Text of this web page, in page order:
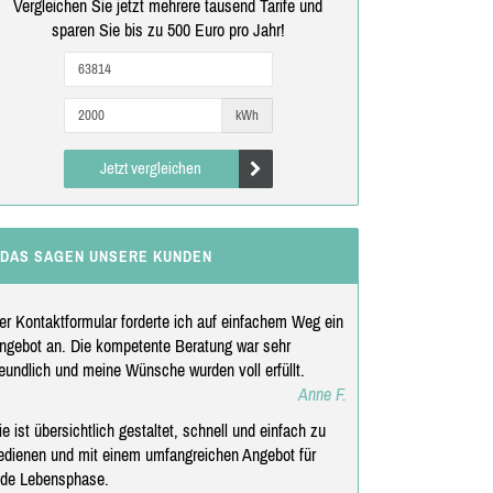
Vergleichen Sie jetzt mehrere tausend Tarife und
sparen Sie bis zu 500 Euro pro Jahr!
kWh
Jetzt vergleichen
DAS SAGEN UNSERE KUNDEN
Kontaktformular forderte ich auf einfachem Weg ein
an. Die kompetente Beratung war sehr
und meine Wünsche wurden voll erfüllt.
Anne F.
ist übersichtlich gestaltet, schnell und einfach zu
und mit einem umfangreichen Angebot für
Lebensphase.